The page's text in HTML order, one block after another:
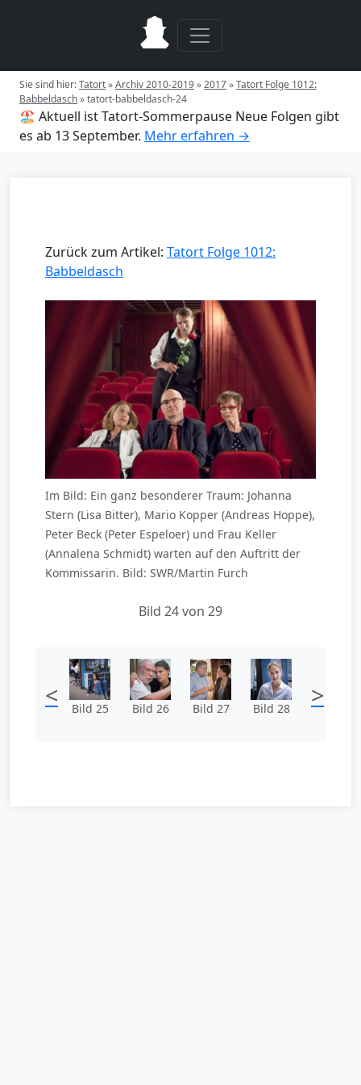
Sie sind hier:Tatort»Archiv 2010-2019»2017»Tatort Folge 1012:
Babbeldasch»tatort-babbeldasch-24
🏖️ Aktuell ist Tatort-Sommerpause Neue Folgen gibt
es ab 13 September. Mehr erfahren →
Zurück zum Artikel: Tatort Folge 1012:
Babbeldasch
Im Bild: Ein ganz besonderer Traum: Johanna
Stern (Lisa Bitter), Mario Kopper (Andreas Hoppe),
Peter Beck (Peter Espeloer) und Frau Keller
(Annalena Schmidt) warten auf den Auftritt der
Kommissarin. Bild: SWR/Martin Furch
Bild 24 von 29
< Bild 25 Bild 26 Bild 27 Bild 28 >